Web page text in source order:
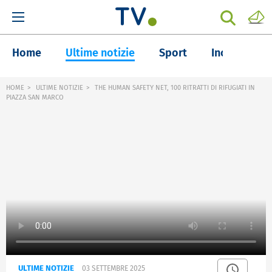
Home Ultime notizie Sport Inchieste
HOME ULTIME NOTIZIE
THE HUMAN SAFETY NET, 100 RITRATTI DI RIFUGIATI IN
PIAZZA SAN MARCO
ULTIME NOTIZIE 03 SETTEMBRE 2025